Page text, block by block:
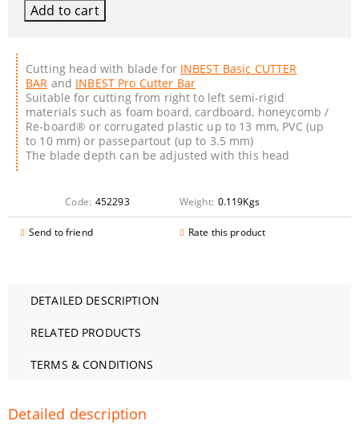
Cutting head with blade for INBEST Basic CUTTER
BAR and INBEST Pro Cutter Bar
Suitable for cutting from right to left semi-rigid
materials such as foam board, cardboard, honeycomb /
Re-board® or corrugated plastic up to 13 mm, PVC (up
to 10 mm) or passepartout (up to 3.5 mm)
The blade depth can be adjusted with this head
Code: 452293 Weight: 0.119Kgs
Send to friend Rate this product
DETAILED DESCRIPTION
RELATED PRODUCTS
TERMS & CONDITIONS
Detailed description